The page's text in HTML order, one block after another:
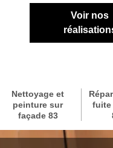
Voir nos
Nettoyage et
peinture sur
façade 83
fuite